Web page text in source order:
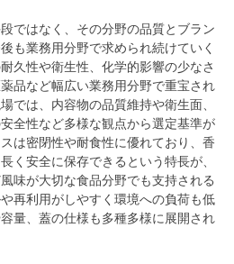
ではなく、その分野の品質とブラン
も業務用分野で求められ続けていく
久性や衛生性、化学的影響の少なさ
品など幅広い業務用分野で重宝され
では、内容物の品質維持や衛生面、
全性など多様な観点から選定基準が
は密閉性や耐食性に優れており、香
く安全に保存できるという特長が、
味が大切な食品分野でも支持される
再利用がしやすく環境への負荷も低
量、蓋の仕様も多種多様に展開され